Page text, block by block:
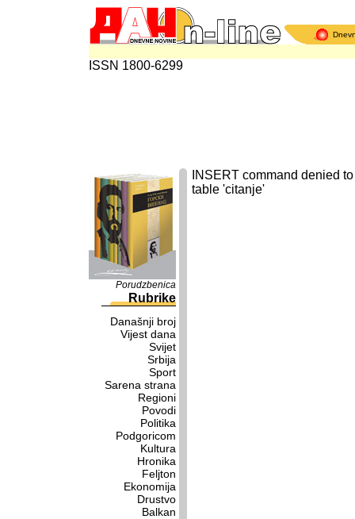
ISSN 1800-6299
Porudzbenica
Rubrike
Današnji broj
Vijest dana
Svijet
Srbija
Sport
Sarena strana
Regioni
Povodi
Politika
Podgoricom
Kultura
Hronika
Feljton
Ekonomija
Drustvo
Balkan
INSERT command denied
table 'citanje'